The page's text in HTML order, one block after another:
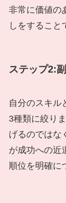
非常に価値の
しをすること
ステップ2:
自分のスキル
3種類に絞り
げるのではな
が成功への近
順位を明確に